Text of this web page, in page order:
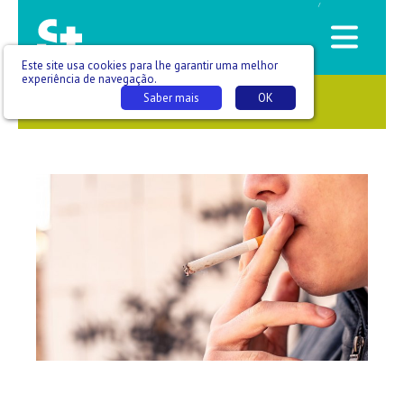
/
SAÚDE QUE SE VÊ
Este site usa cookies para lhe garantir uma melhor
experiência de navegação.
OK
Saber mais